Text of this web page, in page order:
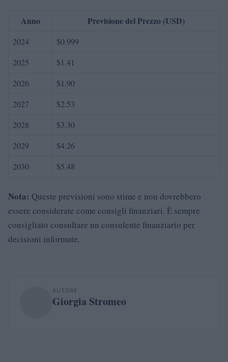
Anno Previsione del Prezzo (USD)
2024
$0.999
2025
$1.41
2026
$1.90
2027
$2.53
2028
$3.30
2029
$4.26
2030
$5.48
Nota: Queste previsioni sono stime e non dovrebbero
essere considerate come consigli finanziari. È sempre
consigliato consultare un consulente finanziario per
decisioni informate.
AUTORE
Giorgia Stromeo